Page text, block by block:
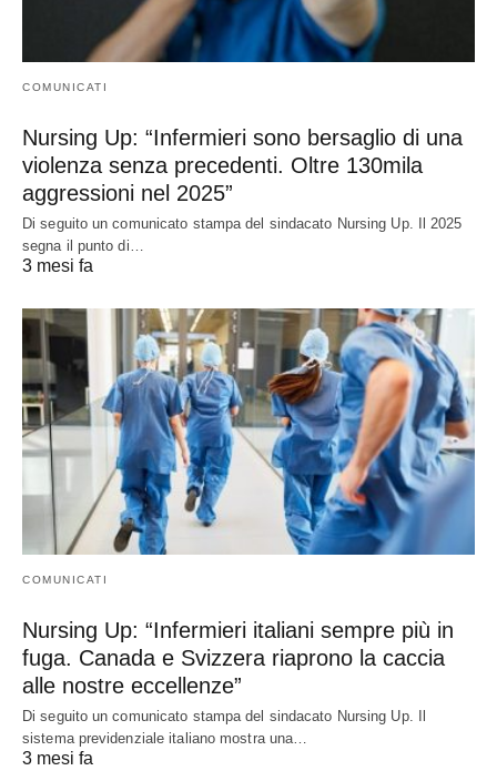
COMUNICATI
Nursing Up: “Infermieri sono bersaglio di una
violenza senza precedenti. Oltre 130mila
aggressioni nel 2025”
Di seguito un comunicato stampa del sindacato Nursing Up. Il 2025
segna il punto di…
3 mesi fa
COMUNICATI
Nursing Up: “Infermieri italiani sempre più in
fuga. Canada e Svizzera riaprono la caccia
alle nostre eccellenze”
Di seguito un comunicato stampa del sindacato Nursing Up. Il
sistema previdenziale italiano mostra una…
3 mesi fa